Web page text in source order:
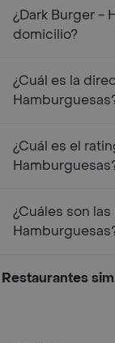
¿Dark Burger -
domicilio?
¿Cuál es la
¿Cuál es el
¿Cuáles son
Restaurantes